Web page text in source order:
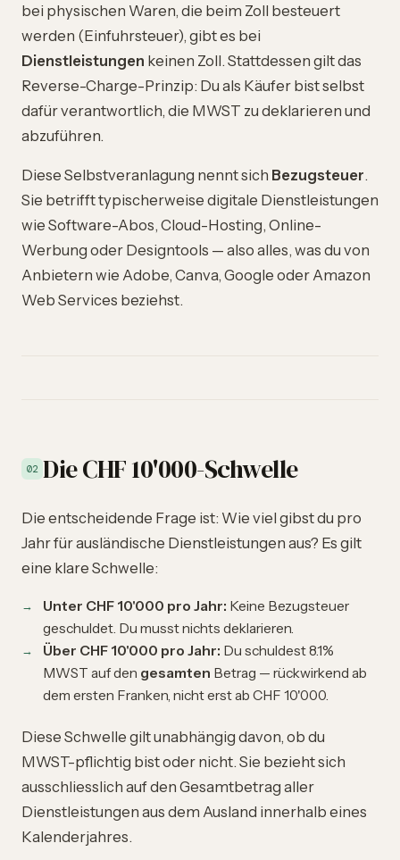
bei physischen Waren, die beim Zoll besteuert
werden (Einfuhrsteuer), gibt es bei
Dienstleistungen keinen Zoll. Stattdessen gilt das
Reverse-Charge-Prinzip: Du als Käufer bist selbst
dafür verantwortlich, die MWST zu deklarieren und
abzuführen.
Diese Selbstveranlagung nennt sich Bezugsteuer.
Sie betrifft typischerweise digitale Dienstleistungen
wie Software-Abos, Cloud-Hosting, Online-
Werbung oder Designtools — also alles, was du von
Anbietern wie Adobe, Canva, Google oder Amazon
Web Services beziehst.
02 Die CHF 10'000-Schwelle
Die entscheidende Frage ist: Wie viel gibst du pro
Jahr für ausländische Dienstleistungen aus? Es gilt
eine klare Schwelle:
Unter CHF 10'000 pro Jahr: Keine Bezugsteuer
geschuldet. Du musst nichts deklarieren.
Über CHF 10'000 pro Jahr: Du schuldest 8.1%
MWST auf den gesamten Betrag — rückwirkend ab
dem ersten Franken, nicht erst ab CHF 10'000.
Diese Schwelle gilt unabhängig davon, ob du
MWST-pflichtig bist oder nicht. Sie bezieht sich
ausschliesslich auf den Gesamtbetrag aller
Dienstleistungen aus dem Ausland innerhalb eines
Kalenderjahres.